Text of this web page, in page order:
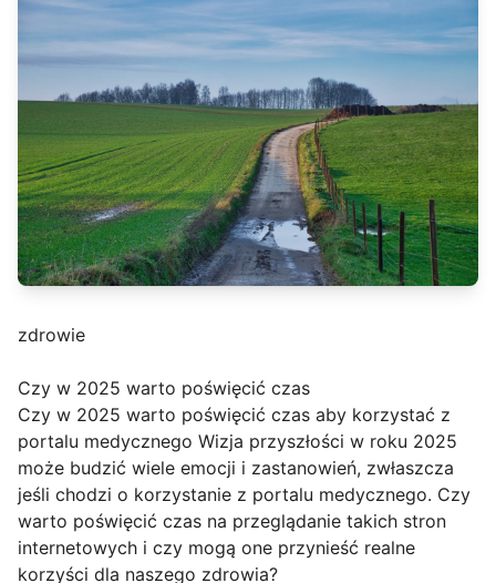
zdrowie
Czy w 2025 warto poświęcić czas
Czy w 2025 warto poświęcić czas aby korzystać z
portalu medycznego Wizja przyszłości w roku 2025
może budzić wiele emocji i zastanowień, zwłaszcza
jeśli chodzi o korzystanie z portalu medycznego. Czy
warto poświęcić czas na przeglądanie takich stron
internetowych i czy mogą one przynieść realne
korzyści dla naszego zdrowia?